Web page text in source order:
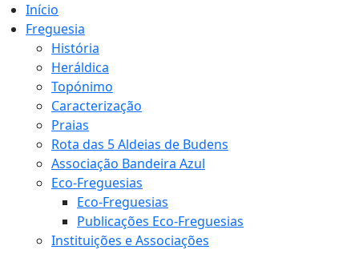
Início
Freguesia
História
Heráldica
Topónimo
Caracterização
Praias
Rota das 5 Aldeias de Budens
Associação Bandeira Azul
Eco-Freguesias
Eco-Freguesias
Publicações Eco-Freguesias
Instituições e Associações